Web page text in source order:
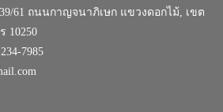
61 ถนนกาญจนาภิเษก แขวงดอกไม้, เขต
10250
7985